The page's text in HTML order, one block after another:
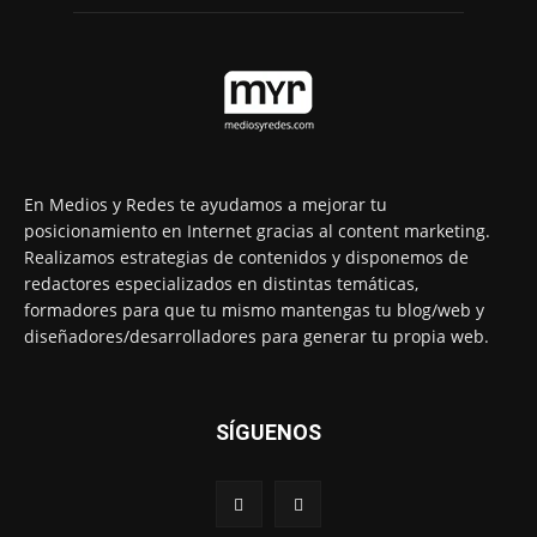
En Medios y Redes te ayudamos a mejorar tu
posicionamiento en Internet gracias al content marketing.
Realizamos estrategias de contenidos y disponemos de
redactores especializados en distintas temáticas,
formadores para que tu mismo mantengas tu blog/web y
diseñadores/desarrolladores para generar tu propia web.
SÍGUENOS